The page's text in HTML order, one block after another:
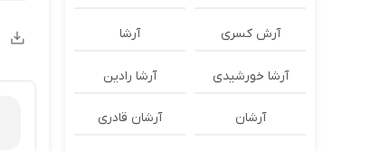
آرش کسری آرشا
آرشا خورشیدی آرشا رادین
آرشان آرشان قادری